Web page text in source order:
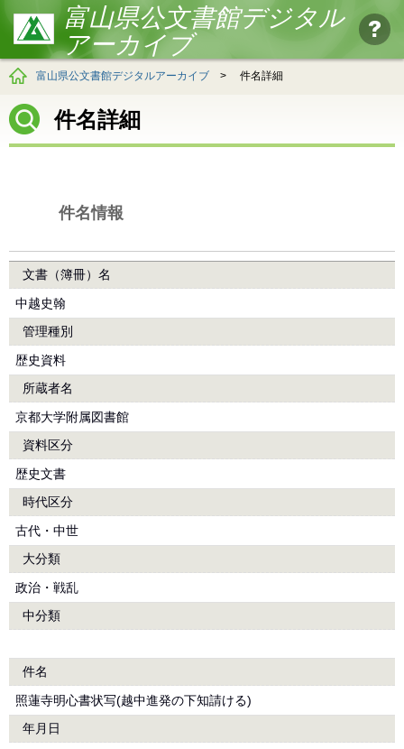
富山県公文書館デジタル
アーカイブ
富山県公文書館デジタルアーカイブ > 件名詳細
件名詳細
件名情報
文書（簿冊）名
中越史翰
管理種別
歴史資料
所蔵者名
京都大学附属図書館
資料区分
歴史文書
時代区分
古代・中世
大分類
政治・戦乱
中分類
件名
照蓮寺明心書状写(越中進発の下知請ける)
年月日